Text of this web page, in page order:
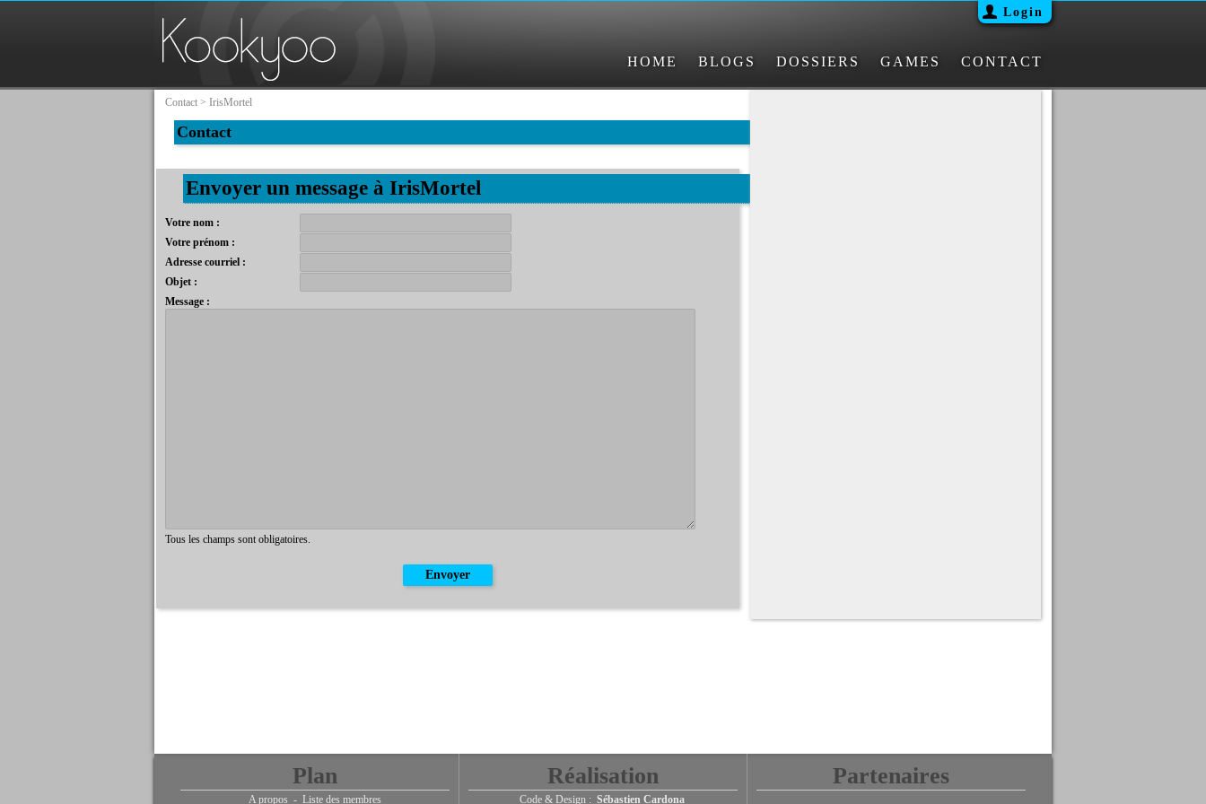
Login
HOME BLOGS DOSSIERS GAMES CONTACT
Contact > IrisMortel
Contact
Envoyer un message à IrisMortel
Votre nom :
Votre prénom :
Adresse courriel :
Objet :
Message :
Tous les champs sont obligatoires.
Plan
A propos - Liste des membres
Réalisation
Code & Design : Sébastien Cardona
Partenaires